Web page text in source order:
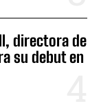
directora de
su debut en